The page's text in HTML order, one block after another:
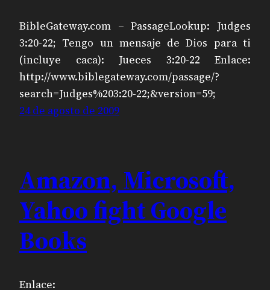
BibleGateway.com – PassageLookup: Judges
3:20-22; Tengo un mensaje de Dios para ti
(incluye caca): Jueces 3:20-22 Enlace:
http://www.biblegateway.com/passage/?
search=Judges%203:20-22;&version=59;
24 de agosto de 2009
Amazon, Microsoft,
Yahoo fight Google
Books
Enlace: